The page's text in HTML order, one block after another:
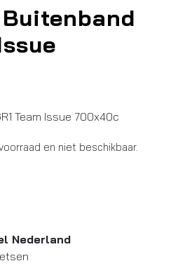
Team Issue 700x40c
en niet beschikbaar.
Nederland